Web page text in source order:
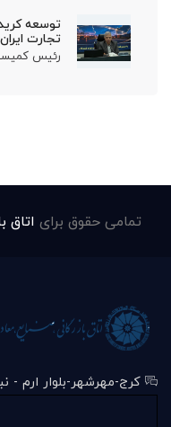
توسعه
تجارت
رئیس
تمامی حقوق برای اتاق
کرج-مهرشهر-بلوار ارم - نبش خ 100 غربی -